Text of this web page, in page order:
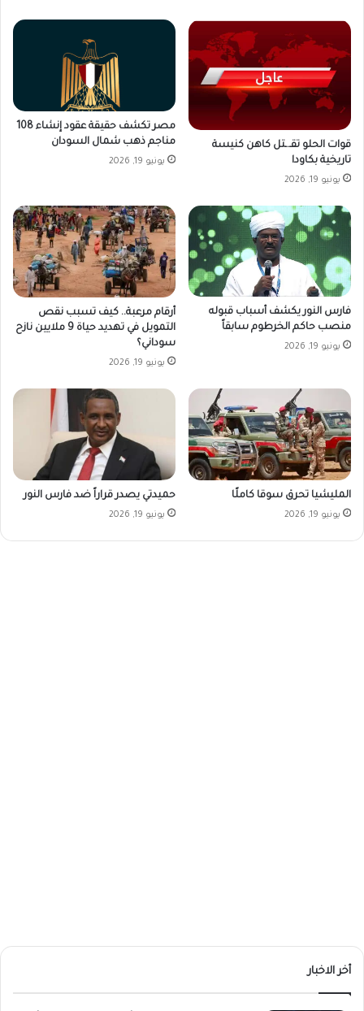
قوات الحلو تقـ.ـتل كاهن كنيسة
تاريخية بكاودا
يونيو 19, 2026
مصر تكشف حقيقة عقود إنشاء 108
مناجم ذهب شمال السودان
يونيو 19, 2026
فارس النور يكشف أسباب قبوله
منصب حاكم الخرطوم سابقاً
يونيو 19, 2026
أرقام مرعبة.. كيف تسبب نقص
التمويل في تهديد حياة 9 ملايين نازح
سوداني؟
يونيو 19, 2026
المليشيا تحرق سوقا كاملًا
يونيو 19, 2026
حميدتي يصدر قراراً ضد فارس النور
يونيو 19, 2026
أخر الاخبار